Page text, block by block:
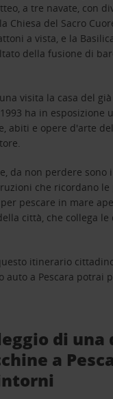
a tre navate, con
Chiesa del Sacro
a vista, e la
della fusione di
visita la casa del
ha in esposizione
abiti e opere d'arte
da non perdere sono
che ricordano le
pescare in mare
città, che collega
itinerario
auto a Pescara potrai
di una
a